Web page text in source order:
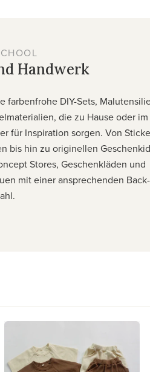
Handwerk
farbenfrohe DIY-Sets,
die zu Hause oder im
für Inspiration sorgen. Von
bis hin zu originellen
Stores, Geschenkläden und
mit einer ansprechenden